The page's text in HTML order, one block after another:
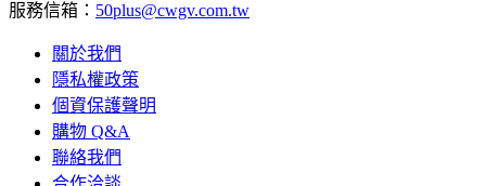
服務信箱： 50plus@cwgv.com.tw
關於我們
隱私權政策
個資保護聲明
購物 Q&A
聯絡我們